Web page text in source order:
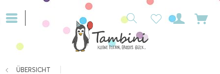
ÜBERSICHT